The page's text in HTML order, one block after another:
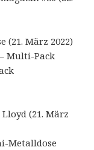
(21. März 2022)
Multi-Pack
(21. März
Metalldose